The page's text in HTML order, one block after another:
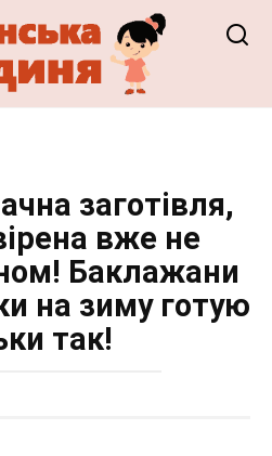
заготівля,
вже не
Баклажани
на зиму готую
так!